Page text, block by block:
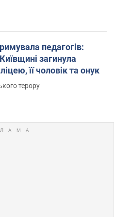
педагогів:
загинула
її чоловік та онук
терору